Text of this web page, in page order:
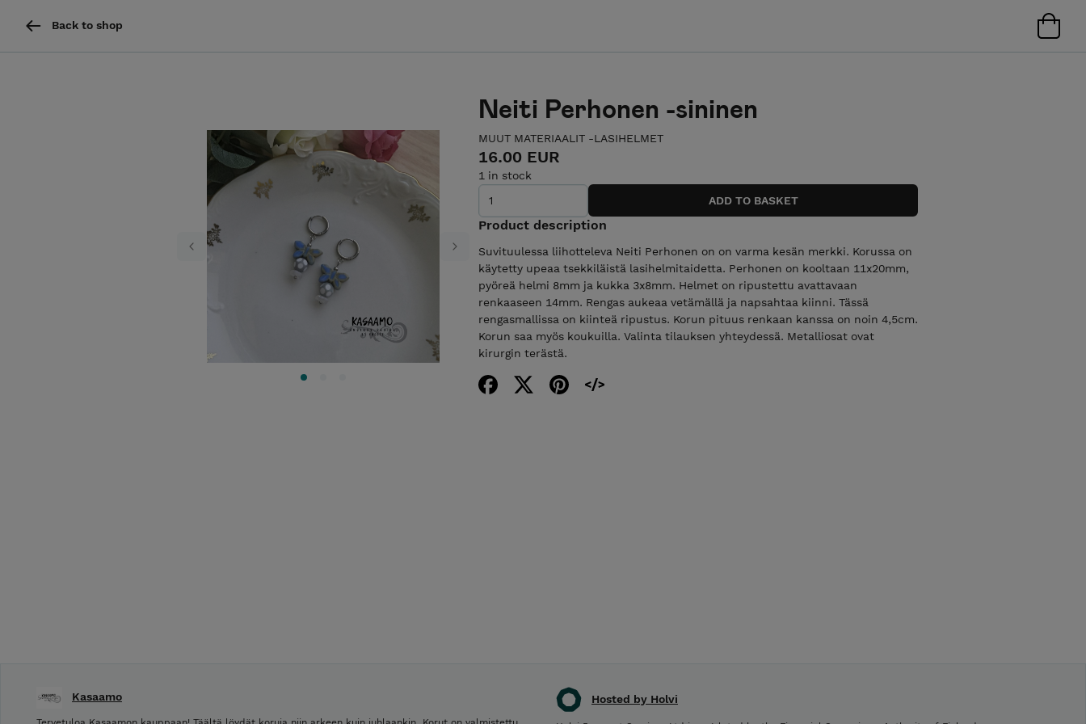
Back to shop
Previous Next
Neiti Perhonen -sininen
MUUT MATERIAALIT -LASIHELMET
16.00 EUR
1 in stock
Product description
Suvituulessa liihotteleva Neiti Perhonen on on varma kesän merkki. Korussa on
käytetty upeaa tsekkiläistä lasihelmitaidetta. Perhonen on kooltaan 11x20mm,
pyöreä helmi 8mm ja kukka 3x8mm. Helmet on ripustettu avattavaan
renkaaseen 14mm. Rengas aukeaa vetämällä ja napsahtaa kiinni. Tässä
rengasmallissa on kiinteä ripustus. Korun pituus renkaan kanssa on noin 4,5cm.
Korun saa myös koukuilla. Valinta tilauksen yhteydessä. Metalliosat ovat
kirurgin terästä.
Hosted by Holvi
Kasaamo